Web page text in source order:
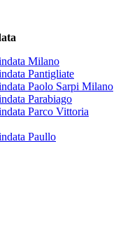
Milano
Pantigliate
Paolo Sarpi Milano
Parabiago
Parco Vittoria
Paullo